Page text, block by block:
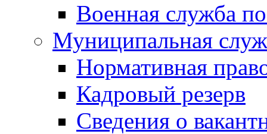
Военная служба
Муниципальная
Нормативная
Кадровый резерв
Сведения о